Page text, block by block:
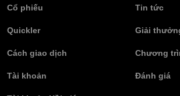
Cổ phiếu
Quickler
Cách giao dịch
Tài khoản
Tin tức
Giải
Chương
Đánh giá